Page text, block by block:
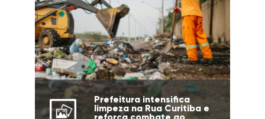
Prefeitura intensifica
limpeza na Rua Curitiba e
reforça combate ao